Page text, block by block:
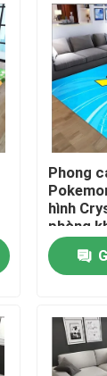
Phong
hình
phòng
em,
khách